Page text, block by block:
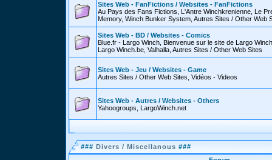
Sites Web - FanFictions / Websites - FanFictions
Au Pays des Fans Fictions, L'Antre Winchkrenienne, Le
Memory, Winch Bunker System, Autres Sites / Other Web
Sites Web - BD / Websites - Comics
Blue.fr - Largo Winch, Bienvenue sur le site de Largo
Largo Winch.be, Valhalla, Autres Sites / Other Web Sites
Sites Web - Jeu / Websites - Game
Autres Sites / Other Web Sites, Vidéos - Videos
Sites Web - Autres / Websites - Others
Yahoogroups, LargoWinch.net
### Divers / Miscellanous ###